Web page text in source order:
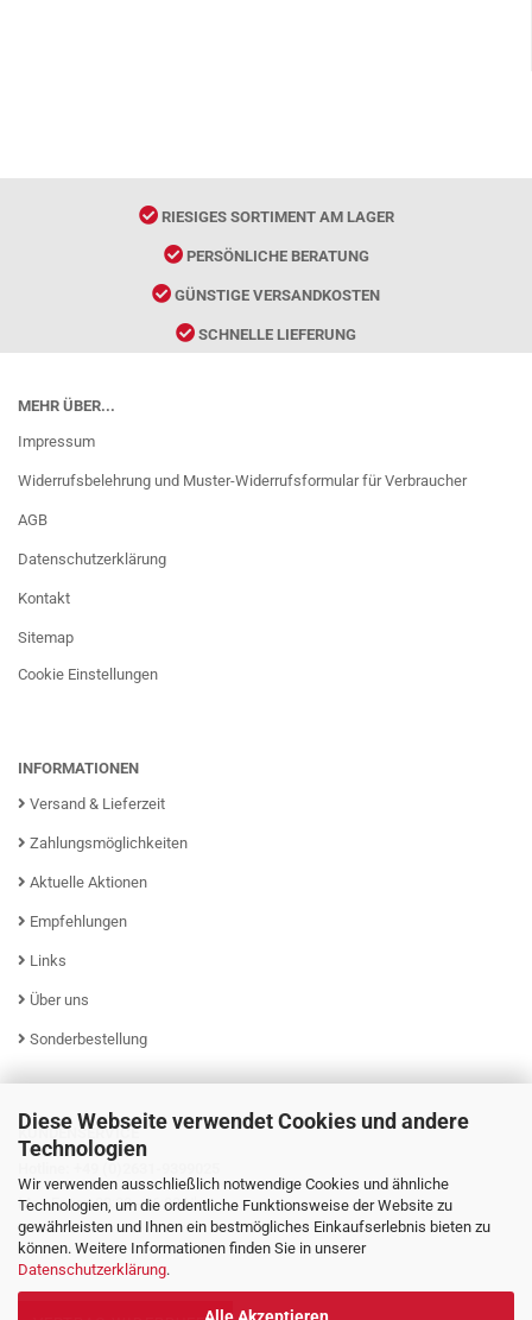
Diese Webseite verwendet Cookies und andere
Technologien
Wir verwenden ausschließlich notwendige Cookies und ähnliche
Technologien, um die ordentliche Funktionsweise der Website zu
gewährleisten und Ihnen ein bestmögliches Einkaufserlebnis bieten zu
können. Weitere Informationen finden Sie in unserer
Datenschutzerklärung.
RIESIGES SORTIMENT AM LAGER
PERSÖNLICHE BERATUNG
GÜNSTIGE VERSANDKOSTEN
SCHNELLE LIEFERUNG
MEHR ÜBER...
Impressum
Widerrufsbelehrung und Muster-Widerrufsformular für Verbraucher
AGB
Datenschutzerklärung
Kontakt
Sitemap
Cookie Einstellungen
INFORMATIONEN
Versand & Lieferzeit
Zahlungsmöglichkeiten
Aktuelle Aktionen
Empfehlungen
Links
Über uns
Sonderbestellung
KUNDENSERVICE
Mo - Fr von 08:00 - 16:00 Uhr